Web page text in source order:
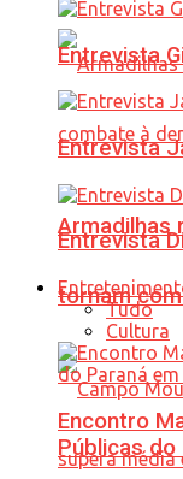
Armadilhas
tornam
Entrevista
Entrevista
Entrevista
Tudo
Cultura
Encontro
Públicas do